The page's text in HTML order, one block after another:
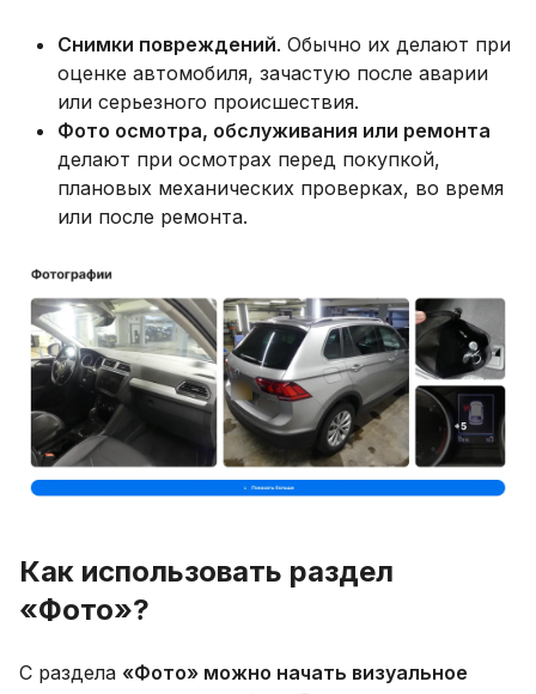
Снимки повреждений. Обычно их делают при
оценке автомобиля, зачастую после аварии
или серьезного происшествия.
Фото осмотра, обслуживания или ремонта
делают при осмотрах перед покупкой,
плановых механических проверках, во время
или после ремонта.
Как использовать раздел
«Фото»?
С раздела «Фото» можно начать визуальное